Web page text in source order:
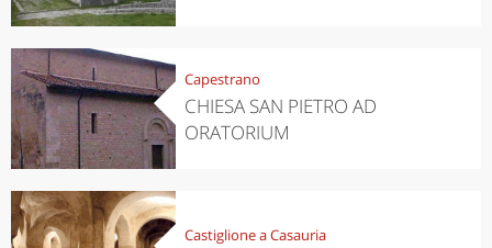
Capestrano
CHIESA SAN PIETRO AD
ORATORIUM
Castiglione a Casauria